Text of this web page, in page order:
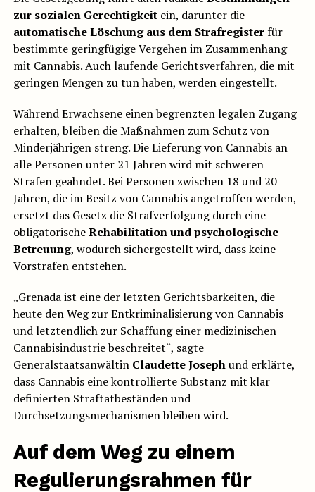
zur sozialen Gerechtigkeitein, darunter die
automatische Löschung aus dem Strafregisterfür
bestimmte geringfügige Vergehen im Zusammenhang
mit Cannabis. Auch laufende Gerichtsverfahren, die mit
geringen Mengen zu tun haben, werden eingestellt.
Während Erwachsene einen begrenzten legalen Zugang
erhalten, bleiben die Maßnahmen zum Schutz von
Minderjährigen streng. Die Lieferung von Cannabis an
alle Personen unter 21 Jahren wird mit schweren
Strafen geahndet. Bei Personen zwischen 18 und 20
Jahren, die im Besitz von Cannabis angetroffen werden,
ersetzt das Gesetz die Strafverfolgung durch eine
obligatorischeRehabilitation und psychologische
Betreuung, wodurch sichergestellt wird, dass keine
Vorstrafen entstehen.
„Grenada ist eine der letzten Gerichtsbarkeiten, die
heute den Weg zur Entkriminalisierung von Cannabis
und letztendlich zur Schaffung einer medizinischen
Cannabisindustrie beschreitet“, sagte
Generalstaatsanwältin Claudette Josephund erklärte,
dass Cannabis eine kontrollierte Substanz mit klar
definierten Straftatbeständen und
Durchsetzungsmechanismen bleiben wird.
Auf dem Weg zu einem
Regulierungsrahmen für